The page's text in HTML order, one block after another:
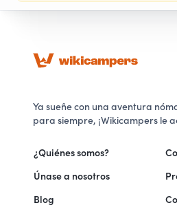
Ya sueñe con una aventura
para siempre, ¡Wikicampers le
¿Quiénes somos?
Únase a nosotros
Blog